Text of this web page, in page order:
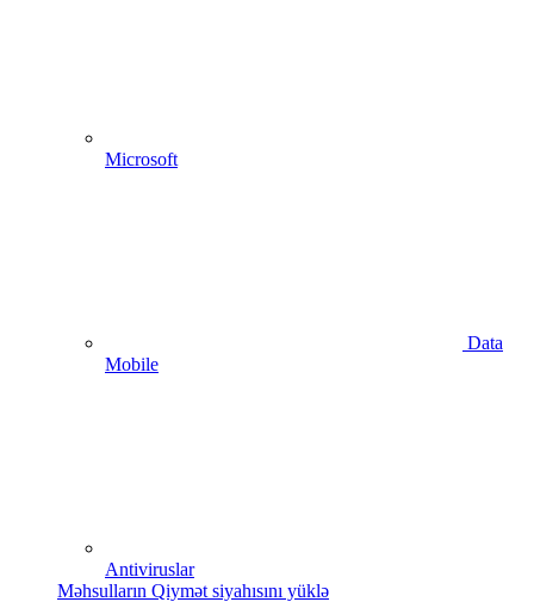
Microsoft
Data
Mobile
Antiviruslar
Məhsulların Qiymət siyahısını yüklə